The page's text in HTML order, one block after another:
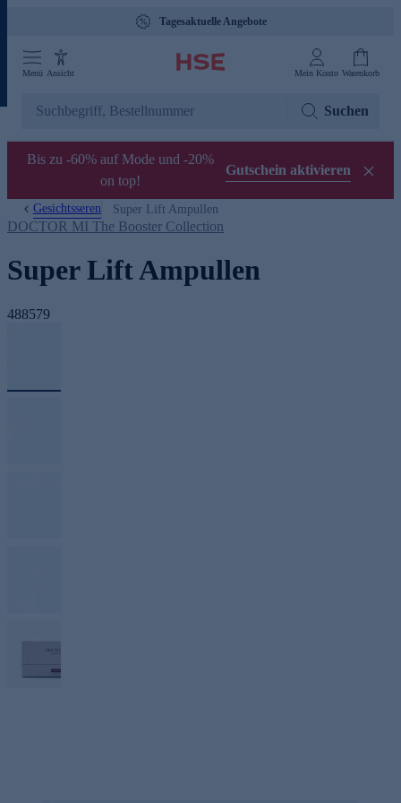
Tagesaktuelle Angebote
Menü Ansicht Mein Konto Warenkorb
Suchen
Bis zu -60% auf Mode und -20%
on top!
Gutschein aktivieren
Gesichtsseren Super Lift Ampullen
DOCTOR MI The Booster Collection
Super Lift Ampullen
488579